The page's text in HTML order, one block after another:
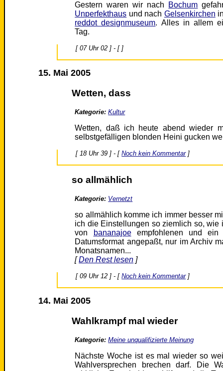
Gestern waren wir nach Bochum
Unperfekthaus und nach Gelsenkirchen
reddot designmuseum. Alles in allem
Tag.
[ 07 Uhr 02 ] - [ ]
15. Mai 2005
Wetten, dass
Kategorie: Kultur
Wetten, daß ich heute abend wieder
selbstgefälligen blonden Heini gucken
[ 18 Uhr 39 ] - [Noch kein Kommentar]
so allmählich
Kategorie: Vernetzt
so allmählich komme ich immer besser
ich die Einstellungen so ziemlich so,
von
bananajoeempfohlenen und ein
Datumsformat angepaßt, nur im Archiv
Monatsnamen...
[Den Rest lesen ]
[ 09 Uhr 12 ] - [Noch kein Kommentar]
14. Mai 2005
Wahlkrampf mal wieder
Kategorie: Meine unqualifizierte Meinung
Nächste Woche ist es mal wieder so
Wahlversprechen brechen darf. Die